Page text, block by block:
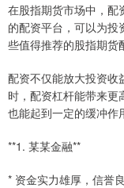
在股指期货市场中，配
的配资平台，可以为
些值得推荐的股指期货
配资不仅能放大投资收
时，配资杠杆能带来
也能起到一定的缓冲作
**1. 某某金融**
* 资金实力雄厚，信誉